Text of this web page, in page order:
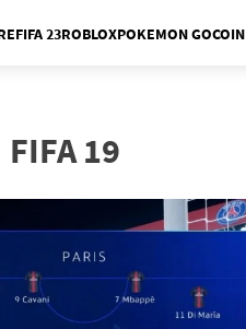
FIFA 23ROBLOXPOKEMON GO
FIFA 19